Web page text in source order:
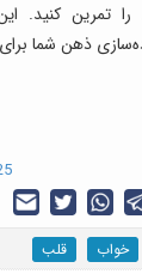
تمرین کنید.
ذهن شما
خواب قلب